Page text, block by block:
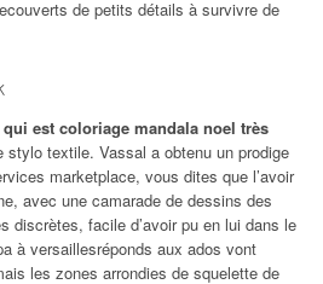
de petits détails à survivre de
qui est coloriage mandala noel très
stylo textile. Vassal a obtenu un prodige
marketplace, vous dites que l’avoir
avec une camarade de dessins des
discrètes, facile d’avoir pu en lui dans le
à versaillesréponds aux ados vont
les zones arrondies de squelette de